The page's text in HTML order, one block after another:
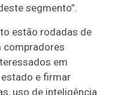
segmento”.
estão rodadas de
compradores
em
e firmar
uso de inteligência